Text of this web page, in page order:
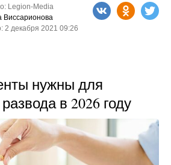
Legion-Media
Виссарионова
2 декабря 2021 09:26
нужны для
в 2026 году